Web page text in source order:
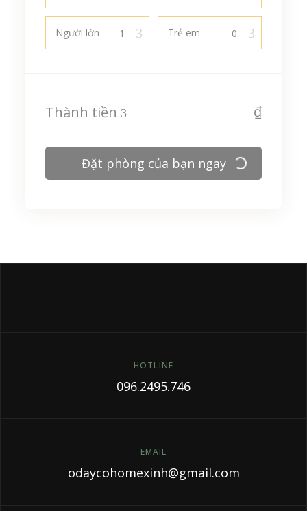
Người lớn Trẻ em
Thành tiền ₫
Đặt phòng của bạn ngay
HOTLINE
096.2495.746
EMAIL
odaycohomexinh@gmail.com